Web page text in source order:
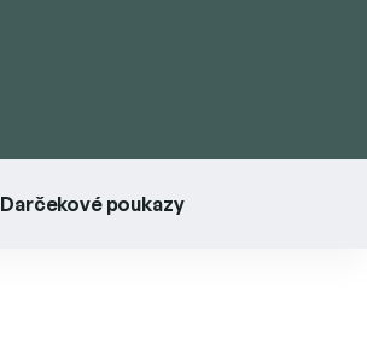
Darčekové poukazy